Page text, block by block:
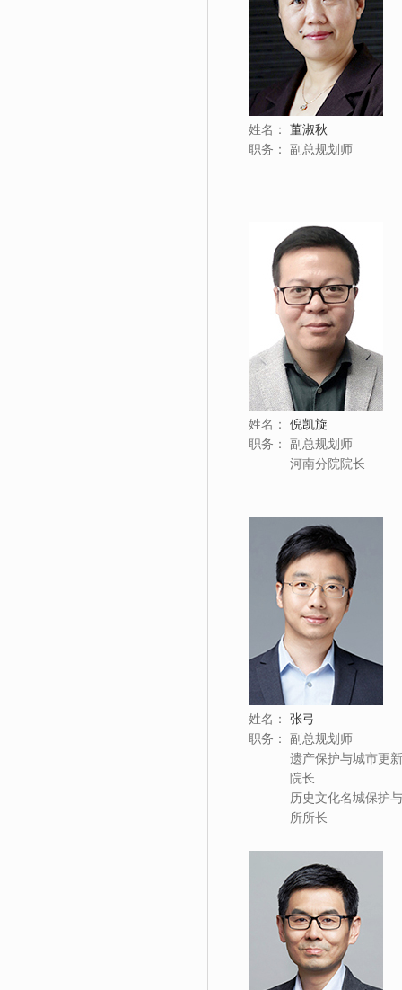
姓名：
职务：
董淑秋
副总规划师
姓名：
职务：
倪凯旋
副总规划师
河南分院院长
姓名：
职务：
张弓
副总规划师
遗产保护与城市更
院长
历史文化名城保护
所所长